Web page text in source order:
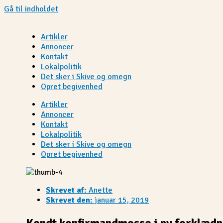
Gå til indholdet
Artikler
Annoncer
Kontakt
Lokalpolitik
Det sker i Skive og omegn
Opret begivenhed
Artikler
Annoncer
Kontakt
Lokalpolitik
Det sker i Skive og omegn
Opret begivenhed
Skrevet af: Anette
Skrevet den: januar 15, 2019